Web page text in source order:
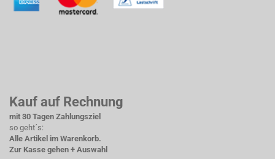
Kauf auf Rechnung
mit 30 Tagen Zahlungsziel
so geht´s:
Alle Artikel im Warenkorb.
Zur Kasse gehen + Auswahl